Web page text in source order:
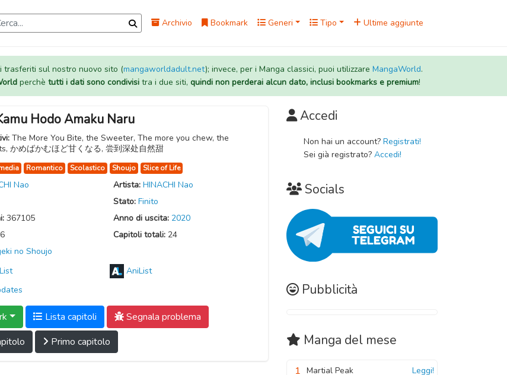
Archivio Bookmark Generi Tipo Ultime aggiunte
trasferiti sul nostro nuovo sito (mangaworldadult.net); invece, per i Manga classici, puoi utilizzare MangaWorld.
perchè tutti i dati sono condivisitra i due siti, quindi non perderai alcun dato, inclusi bookmarks e premium!
Hodo Amaku Naru
The More You Bite, the Sweeter, The more you chew, the
かめばかむほど甘くなる, 尝到深处自然甜
Romantico Scolastico Shoujo Slice of Life
Nao Artista: HINACHI Nao
Stato: Finito
367105 Anno di uscita: 2020
6 Capitoli totali: 24
no Shoujo
AniList
Lista capitoli
Segnala problema
Primo capitolo
Accedi
Non hai un account? Registrati!
Sei già registrato? Accedi!
Socials
Pubblicità
Manga del mese
1 Martial Peak Leggi!